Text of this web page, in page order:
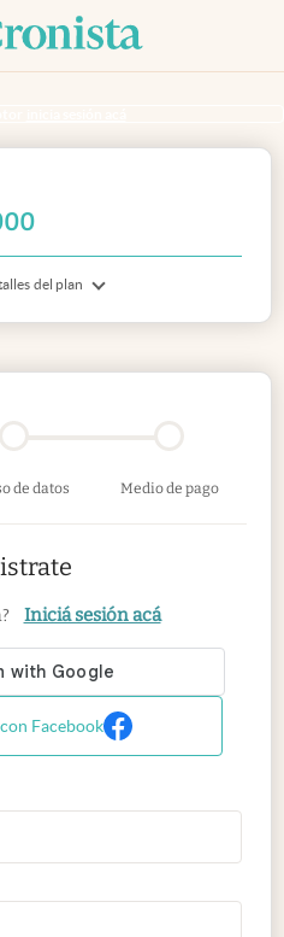
del plan
de datos Medio de pago
Iniciá sesión acá
Facebook